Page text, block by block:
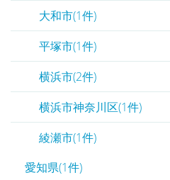
大和市(1件)
平塚市(1件)
横浜市(2件)
横浜市神奈川区(1件)
綾瀬市(1件)
愛知県(1件)